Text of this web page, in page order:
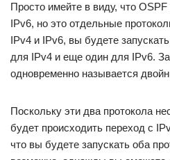
Просто имейте в виду, что
IPv6, но это отдельные
IPv4 и IPv6, вы будете
для IPv4 и еще один для IPv6.
одновременно называется
Поскольку эти два протокола
будет происходить переход с
что вы будете запускать оба